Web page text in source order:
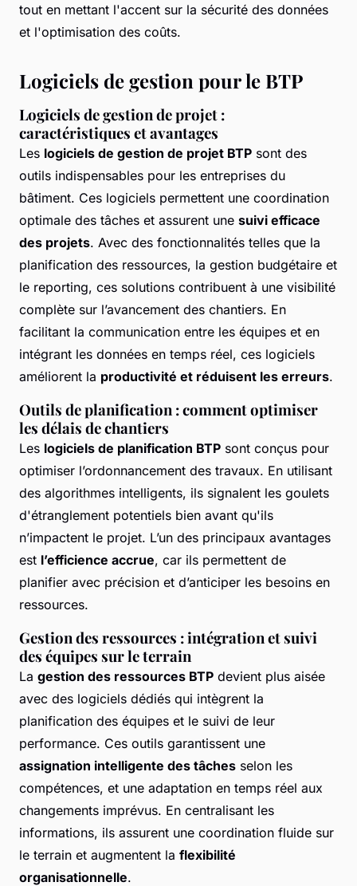
tout en mettant l'accent sur la sécurité des données
et l'optimisation des coûts.
Logiciels de gestion pour le BTP
Logiciels de gestion de projet :
caractéristiques et avantages
Les logiciels de gestion de projet BTP sont des
outils indispensables pour les entreprises du
bâtiment. Ces logiciels permettent une coordination
optimale des tâches et assurent une suivi efficace
des projets. Avec des fonctionnalités telles que la
planification des ressources, la gestion budgétaire et
le reporting, ces solutions contribuent à une visibilité
complète sur l’avancement des chantiers. En
facilitant la communication entre les équipes et en
intégrant les données en temps réel, ces logiciels
améliorent la productivité et réduisent les erreurs.
Outils de planification : comment optimiser
les délais de chantiers
Les logiciels de planification BTP sont conçus pour
optimiser l’ordonnancement des travaux. En utilisant
des algorithmes intelligents, ils signalent les goulets
d'étranglement potentiels bien avant qu'ils
n’impactent le projet. L’un des principaux avantages
est l’efficience accrue, car ils permettent de
planifier avec précision et d’anticiper les besoins en
ressources.
Gestion des ressources : intégration et suivi
des équipes sur le terrain
La gestion des ressources BTP devient plus aisée
avec des logiciels dédiés qui intègrent la
planification des équipes et le suivi de leur
performance. Ces outils garantissent une
assignation intelligente des tâches selon les
compétences, et une adaptation en temps réel aux
changements imprévus. En centralisant les
informations, ils assurent une coordination fluide sur
le terrain et augmentent la flexibilité
organisationnelle.